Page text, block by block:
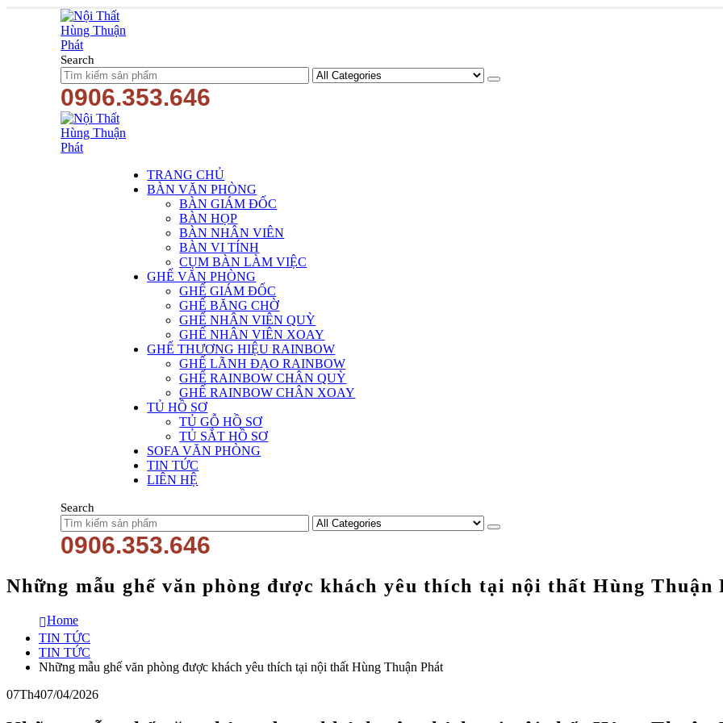
Search
0906.353.646
TRANG CHỦ
BÀN VĂN PHÒNG
BÀN GIÁM ĐỐC
BÀN HỌP
BÀN NHÂN VIÊN
BÀN VI TÍNH
CỤM BÀN LÀM VIỆC
GHẾ VĂN PHÒNG
GHẾ GIÁM ĐỐC
GHẾ BĂNG CHỜ
GHẾ NHÂN VIÊN QUỲ
GHẾ NHÂN VIÊN XOAY
GHẾ THƯƠNG HIỆU RAINBOW
GHẾ LÃNH ĐẠO RAINBOW
GHẾ RAINBOW CHÂN QUỲ
GHẾ RAINBOW CHÂN XOAY
TỦ HỒ SƠ
TỦ GỖ HỒ SƠ
TỦ SẮT HỒ SƠ
SOFA VĂN PHÒNG
TIN TỨC
LIÊN HỆ
Search
0906.353.646
Những mẫu ghế văn phòng được khách yêu thích tại nội thất Hùng Thuận
Home
TIN TỨC
TIN TỨC
Những mẫu ghế văn phòng được khách yêu thích tại nội thất Hùng Thuận Phát
07Th407/04/2026